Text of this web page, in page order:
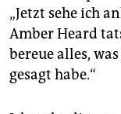
„Jetzt sehe ich
Amber Heard
bereue alles,
gesagt habe.“